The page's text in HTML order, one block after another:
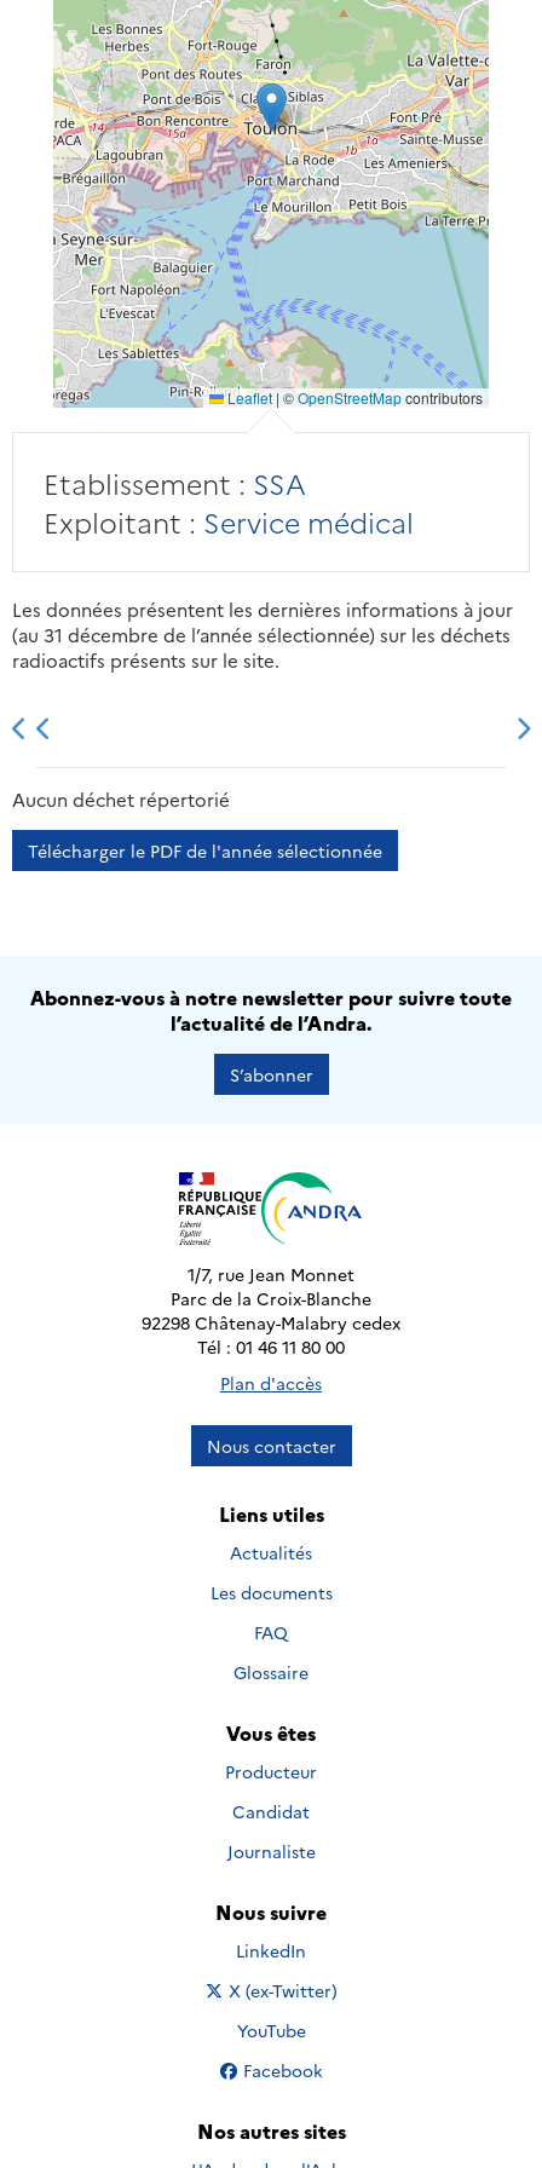
Leaflet | ©OpenStreetMapcontributors
Etablissement : SSA
Exploitant : Service médical
Les données présentent les dernières informations à jour
(au 31 décembre de l’année sélectionnée) sur les déchets
radioactifs présents sur le site.
2013 2014
Aucun déchet répertorié
Télécharger le PDF de l'année sélectionnée
Abonnez-vous à notre newsletter pour suivre toute
l’actualité de l’Andra.
S’abonner
1/7, rue Jean Monnet
Parc de la Croix-Blanche
92298 Châtenay-Malabry cedex
Tél : 01 46 11 80 00
Plan d'accès
Nous contacter
Liens utiles
Actualités
Les documents
FAQ
Glossaire
Vous êtes
Producteur
Candidat
Journaliste
Nous suivre
Nous suivre sur
LinkedIn
Nous suivre sur
X (ex-Twitter)
Nous suivre sur
YouTube
Nous suivre sur
Facebook
Nos autres sites